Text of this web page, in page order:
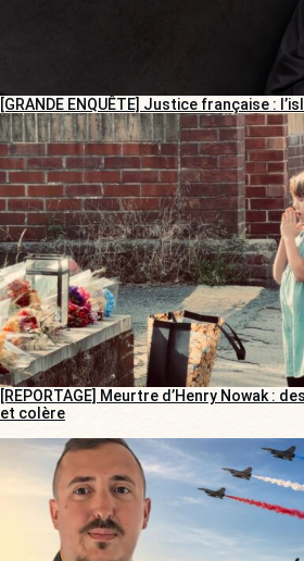
[GRANDE ENQUÊTE] Justice française :
[REPORTAGE] Meurtre d’Henry Nowak :
et colère